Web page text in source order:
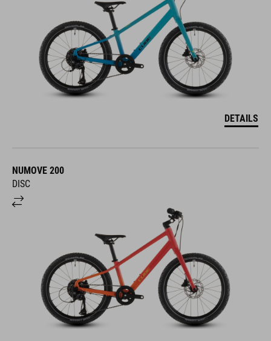
DETAILS
NUMOVE 200
DISC